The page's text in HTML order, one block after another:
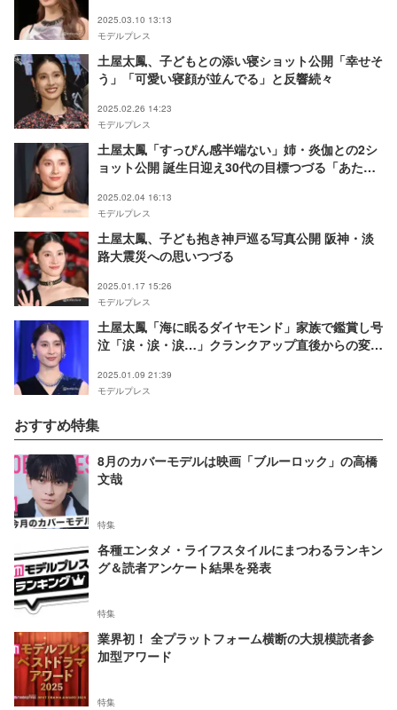
2025.03.10 13:13
モデルプレス
土屋太鳳、子どもとの添い寝ショット公開「幸せそ
う」「可愛い寝顔が並んでる」と反響続々
2025.02.26 14:23
モデルプレス
土屋太鳳「すっぴん感半端ない」姉・炎伽との2シ
ョット公開 誕生日迎え30代の目標つづる「あたた
2025.02.04 16:13
モデルプレス
土屋太鳳、子ども抱き神戸巡る写真公開 阪神・淡
路大震災への思いつづる
2025.01.17 15:26
モデルプレス
土屋太鳳「海に眠るダイヤモンド」家族で鑑賞し号
泣「涙・涙・涙…」クランクアップ直後からの変化
2025.01.09 21:39
モデルプレス
おすすめ特集
8月のカバーモデルは映画「ブルーロック」の高橋
文哉
特集
各種エンタメ・ライフスタイルにまつわるランキン
グ＆読者アンケート結果を発表
特集
業界初！ 全プラットフォーム横断の大規模読者参
加型アワード
特集